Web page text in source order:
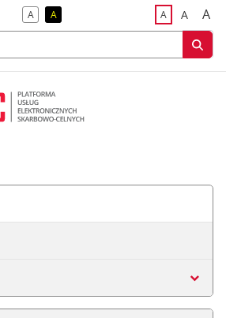
Akontrast domyślny
Akontrast żółty tekst na czarnym tle
Adomyślna
A A